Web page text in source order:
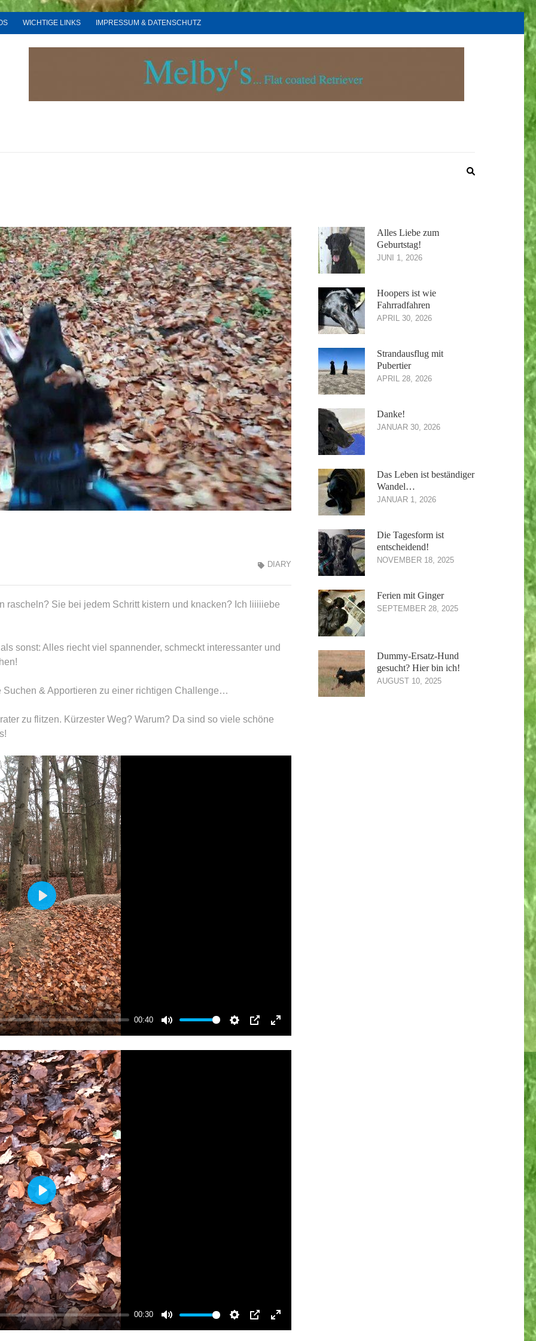
WICHTIGE LINKS IMPRESSUM & DATENSCHUTZ
DIARY
rascheln? Sie bei jedem Schritt kistern und knacken? Ich liiiiiebe
sonst: Alles riecht viel spannender, schmeckt interessanter und
& Apportieren zu einer richtigen Challenge…
zu flitzen. Kürzester Weg? Warum? Da sind so viele schöne
00:40
MUTE SETTINGS
PIP ENTER
FULLSCREEN
PLAY
00:30
MUTE SETTINGS
PIP ENTER
PLAY
Alles Liebe zum
Geburtstag!
JUNI 1, 2026
Hoopers ist wie
Fahrradfahren
APRIL 30, 2026
Strandausflug mit
Pubertier
APRIL 28, 2026
Danke!
JANUAR 30, 2026
Das Leben ist beständiger
Wandel…
JANUAR 1, 2026
Die Tagesform ist
entscheidend!
NOVEMBER 18, 2025
Ferien mit Ginger
SEPTEMBER 28, 2025
Dummy-Ersatz-Hund
gesucht? Hier bin ich!
AUGUST 10, 2025